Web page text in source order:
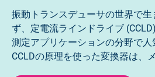
振動トランスデューサの世界で
ず、定電流ラインドライブ
測定アプリケーションの分野で人
CCLDの原理を使った変換器は、